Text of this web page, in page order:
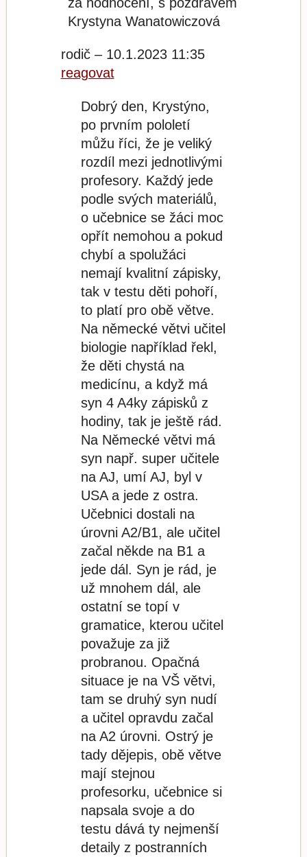
Krystyna Wanatowiczová
rodič – 10.1.2023 11:35
reagovat
Dobrý den, Krystýno,
po prvním pololetí
můžu říci, že je veliký
rozdíl mezi jednotlivými
profesory. Každý jede
podle svých materiálů,
o učebnice se žáci moc
opřít nemohou a pokud
chybí a spolužáci
nemají kvalitní zápisky,
tak v testu děti pohoří,
to platí pro obě větve.
Na německé větvi učitel
biologie například řekl,
že děti chystá na
medicínu, a když má
syn 4 A4ky zápisků z
hodiny, tak je ještě rád.
Na Německé větvi má
syn např. super učitele
na AJ, umí AJ, byl v
USA a jede z ostra.
Učebnici dostali na
úrovni A2/B1, ale učitel
začal někde na B1 a
jede dál. Syn je rád, je
už mnohem dál, ale
ostatní se topí v
gramatice, kterou učitel
považuje za již
probranou. Opačná
situace je na VŠ větvi,
tam se druhý syn nudí
a učitel opravdu začal
na A2 úrovni. Ostrý je
tady dějepis, obě větve
mají stejnou
profesorku, učebnice si
napsala svoje a do
testu dává ty nejmenší
detaily z postranních